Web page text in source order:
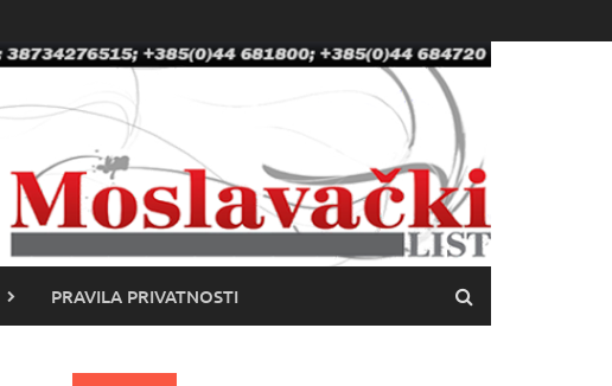
PRAVILA PRIVATNOSTI